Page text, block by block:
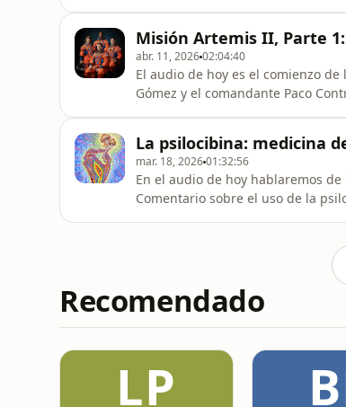
Misión Artemis II, Parte
abr. 11, 202602:04:40
El audio de hoy es el comienzo
Gómez y el comandante Paco
La psilocibina: medicina
mar. 18, 202601:32:56
En el audio de hoy hablaremos
Comentario sobre el uso de la
Recomendado
LP